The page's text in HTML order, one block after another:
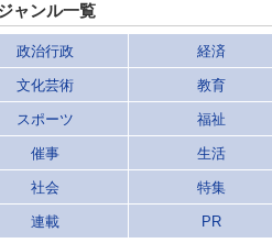
ャンル一覧
政治行政 経済
文化芸術 教育
スポーツ 福祉
催事 生活
社会 特集
連載 PR